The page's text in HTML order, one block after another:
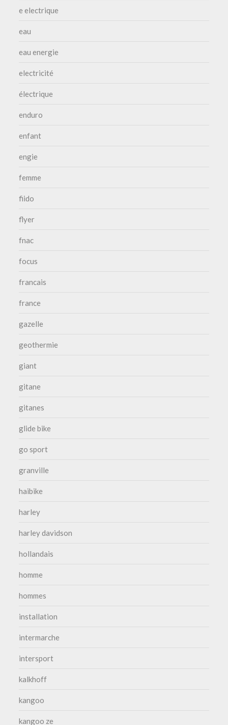
e electrique
eau
eau energie
electricité
électrique
enduro
enfant
engie
femme
fiido
flyer
fnac
focus
francais
france
gazelle
geothermie
giant
gitane
gitanes
glide bike
go sport
granville
haibike
harley
harley davidson
hollandais
homme
hommes
installation
intermarche
intersport
kalkhoff
kangoo
kangoo ze